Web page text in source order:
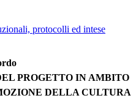
protocolli ed intese
PROGETTO IN AMBITO
DELLA CULTURA